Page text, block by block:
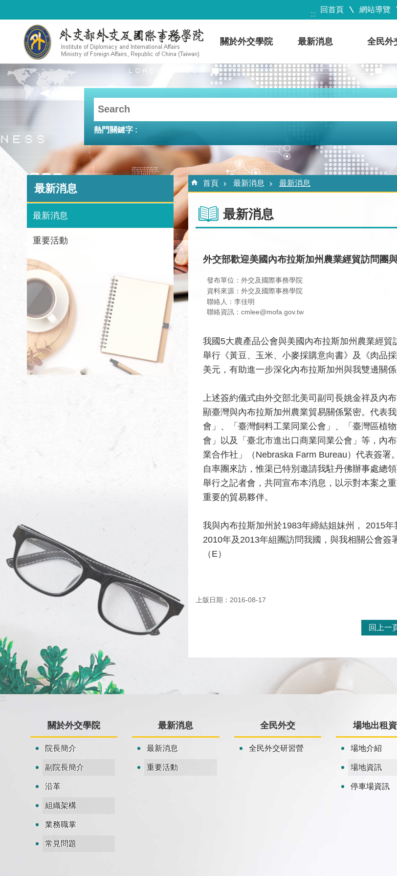
:::
回首頁 網站導覽
關於外交學院 最新消息 全民外
熱門關鍵字
最新消息
最新消息
重要活動
::: 首頁 最新消息 最新消息
最新消息
外交部歡迎美國內布拉斯加州農業經貿訪問團
發布單位：外交及國際事務學院
資料來源：外交及國際事務學院
聯絡人：李佳明
聯絡資訊：cmlee@mofa.gov.tw
我國5大農產品公會與美國內布拉斯加州農業經
舉行《黃豆、玉米、小麥採購意向書》及《肉品
美元，有助進一步深化內布拉斯加州與我雙邊關
上述簽約儀式由外交部北美司副司長姚金祥及內
顯臺灣與內布拉斯加州農業貿易關係緊密。代表
會」、「臺灣飼料工業同業公會」、「臺灣區植
會」以及「臺北市進出口商業同業公會」等，內
業合作社」（Nebraska Farm Bureau）代表簽
自率團來訪，惟渠已特別邀請我駐丹佛辦事處總
舉行之記者會，共同宣布本消息，以示對本案之
重要的貿易夥伴。
我與內布拉斯加州於1983年締結姐妹州， 2015
2010年及2013年組團訪問我國，與我相關公會簽
（E）
上版日期：2016-08-17
回上一
:::
關於外交學院
院長簡介
副院長簡介
沿革
組織架構
業務職掌
常見問題
最新消息
最新消息
重要活動
全民外交
全民外交研習營
場地出租
場地介紹
場地資訊
停車場資訊